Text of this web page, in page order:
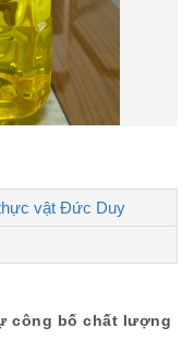
vật Đức Duy
công bố chất lượng